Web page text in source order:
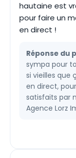
hautaine est
pour faire un
en direct !
Réponse du
sympa pour
si vieilles que
en direct,
satisfaits par
Agence Lorz